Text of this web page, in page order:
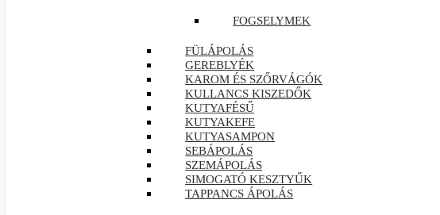
FOGSELYMEK
FÜLÁPOLÁS
GEREBLYÉK
KAROM ÉS SZŐRVÁGÓK
KULLANCS KISZEDŐK
KUTYAFÉSŰ
KUTYAKEFE
KUTYASAMPON
SEBÁPOLÁS
SZEMÁPOLÁS
SIMOGATÓ KESZTYŰK
TAPPANCS ÁPOLÁS